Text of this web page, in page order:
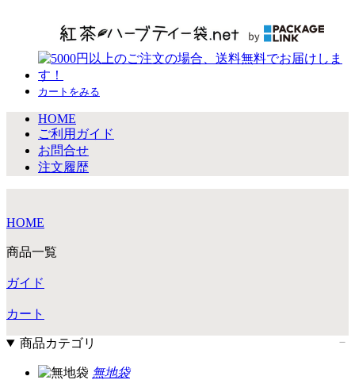
カートをみる
HOME
ご利用ガイド
お問合せ
注文履歴
HOME
商品一覧
ガイド
カート
商品カテゴリ
無地袋